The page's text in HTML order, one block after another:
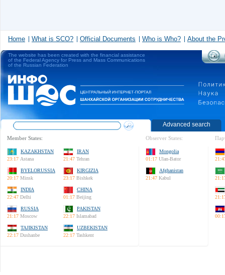
Home What is SCO? Official Documents Who is Who? About the
The website has been created with the financial assistance
of the Federal Agency for Press and Mass Communications
of the Russian Federation
Advanced search
Member States:
KAZAKHSTAN
23:17 Astana
IRAN
21:47 Tehran
BYELORUSSIA
20:17 Minsk
KIRGIZIA
23:17 Bishkek
INDIA
22:47 Delhi
CHINA
01:17 Beijing
RUSSIA
21:17 Moscow
PAKISTAN
22:17 Islamabad
TAJIKISTAN
22:17 Dushanbe
UZBEKISTAN
22:17 Tashkent
Observer States:
Mongolia
01:17 Ulan-Bator
Afghanistan
21:47 Kabul